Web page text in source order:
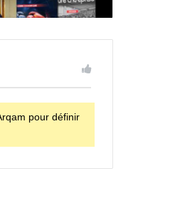
pour définir